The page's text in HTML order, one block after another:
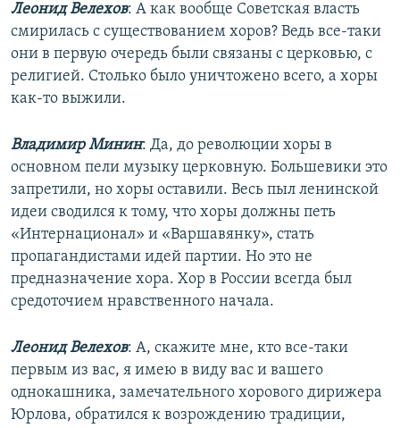
Леонид Велехов: А как вообще Советская власть
смирилась с существованием хоров? Ведь все-таки
они в первую очередь были связаны с церковью, с
религией. Столько было уничтожено всего, а хоры
как-то выжили.
Владимир Минин: Да, до революции хоры в
основном пели музыку церковную. Большевики это
запретили, но хоры оставили. Весь пыл ленинской
идеи сводился к тому, что хоры должны петь
«Интернационал» и «Варшавянку», стать
пропагандистами идей партии. Но это не
предназначение хора. Хор в России всегда был
средоточием нравственного начала.
Леонид Велехов: А, скажите мне, кто все-таки
первым из вас, я имею в виду вас и вашего
однокашника, замечательного хорового дирижера
Юрлова, обратился к возрождению традиции,